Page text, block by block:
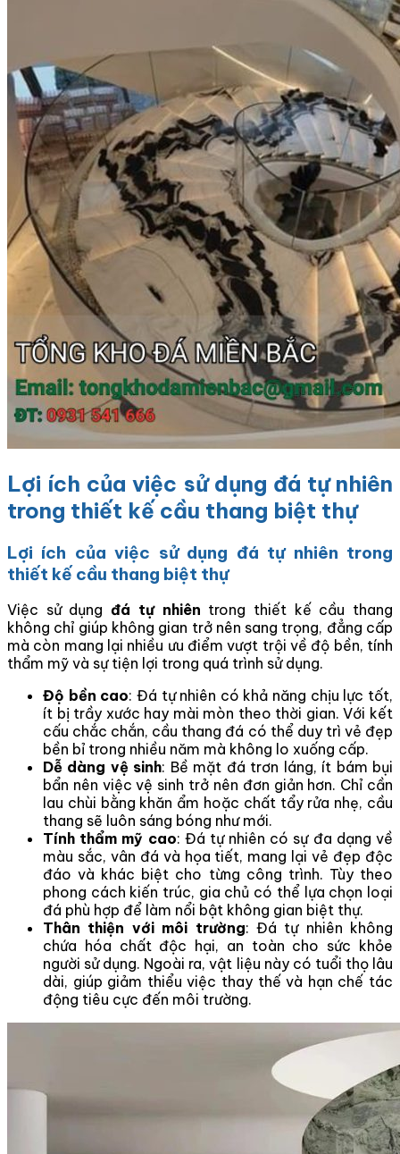
Lợi ích của việc sử dụng đá tự nhiên
trong thiết kế cầu thang biệt thự
Lợi ích của việc sử dụng đá tự nhiên trong
thiết kế cầu thang biệt thự
Việc sử dụngđá tự nhiên trong thiết kế cầu thang
không chỉ giúp không gian trở nên sang trọng, đẳng cấp
mà còn mang lại nhiều ưu điểm vượt trội về độ bền, tính
thẩm mỹ và sự tiện lợi trong quá trình sử dụng.
Độ bền cao: Đá tự nhiên có khả năng chịu lực tốt,
ít bị trầy xước hay mài mòn theo thời gian. Với kết
cấu chắc chắn, cầu thang đá có thể duy trì vẻ đẹp
bền bỉ trong nhiều năm mà không lo xuống cấp.
Dễ dàng vệ sinh: Bề mặt đá trơn láng, ít bám bụi
bẩn nên việc vệ sinh trở nên đơn giản hơn. Chỉ cần
lau chùi bằng khăn ẩm hoặc chất tẩy rửa nhẹ, cầu
thang sẽ luôn sáng bóng như mới.
Tính thẩm mỹ cao: Đá tự nhiên có sự đa dạng về
màu sắc, vân đá và họa tiết, mang lại vẻ đẹp độc
đáo và khác biệt cho từng công trình. Tùy theo
phong cách kiến trúc, gia chủ có thể lựa chọn loại
đá phù hợp để làm nổi bật không gian biệt thự.
Thân thiện với môi trường: Đá tự nhiên không
chứa hóa chất độc hại, an toàn cho sức khỏe
người sử dụng. Ngoài ra, vật liệu này có tuổi thọ lâu
dài, giúp giảm thiểu việc thay thế và hạn chế tác
động tiêu cực đến môi trường.